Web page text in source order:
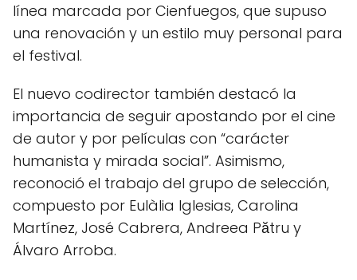
línea marcada por Cienfuegos, que supuso
una renovación y un estilo muy personal para
el festival.
El nuevo codirector también destacó la
importancia de seguir apostando por el cine
de autor y por películas con “carácter
humanista y mirada social”. Asimismo,
reconoció el trabajo del grupo de selección,
compuesto por Eulàlia Iglesias, Carolina
Martínez, José Cabrera, Andreea Pătru y
Álvaro Arroba.